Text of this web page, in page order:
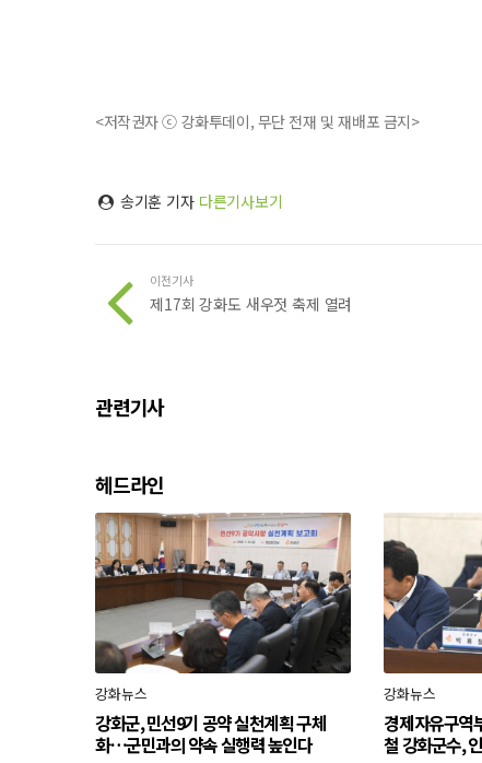
<저작권자 ⓒ 강화투데이, 무단 전재 및 재배포 금지>
송기훈 기자 다른기사보기
이전기사
제17회 강화도 새우젓 축제 열려
관련기사
헤드라인
강화뉴스
강화군, 민선9기 공약 실천계획 구체
화…군민과의 약속 실행력 높인다
강화뉴스
경제자유구역
철 강화군수,